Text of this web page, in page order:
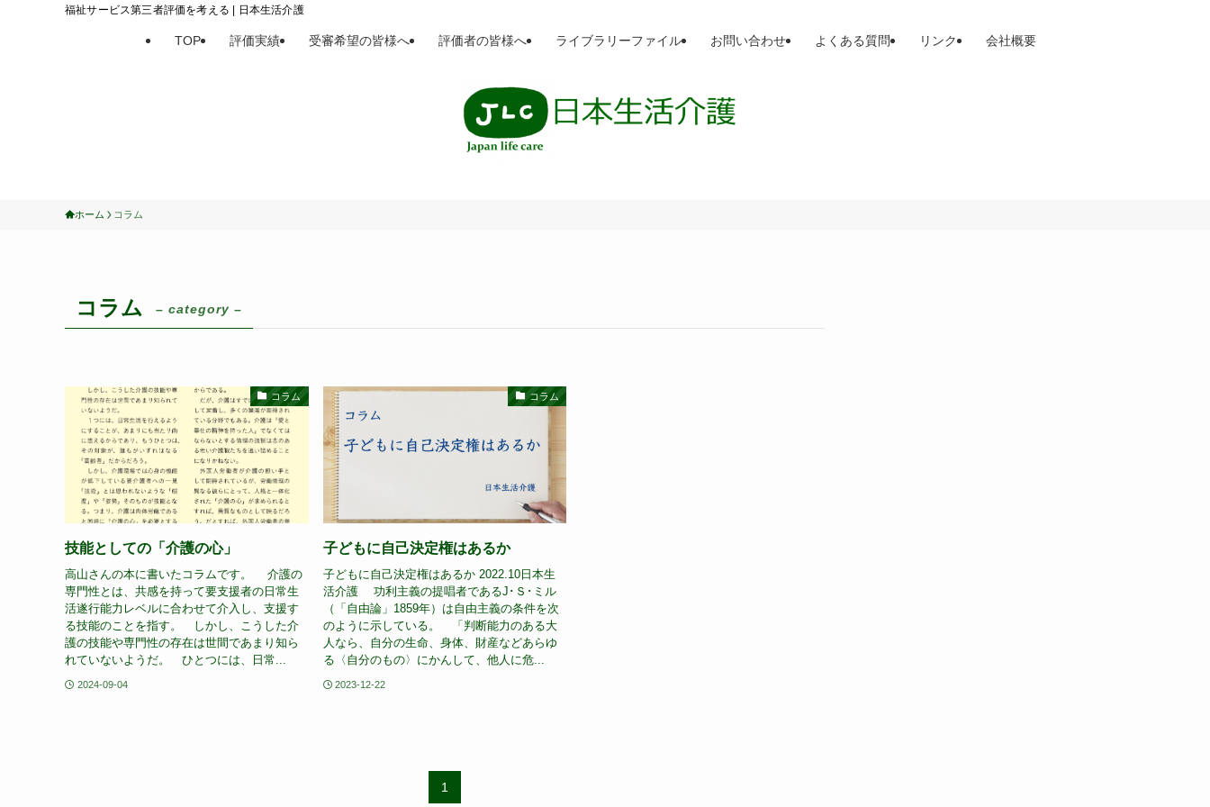
福祉サービス第三者評価を考える | 日本生活介護
TOP 評価実績 受審希望の皆様へ 評価者の皆様へ ライブラリーファイル お問い合わせ よくある質問 リンク 会社概要
ホーム コラム
コラム – category –
コラム
技能としての「介護の心」
高山さんの本に書いたコラムです。 介護の
専門性とは、共感を持って要支援者の日常生
活遂行能力レベルに合わせて介入し、支援す
る技能のことを指す。 しかし、こうした介
護の技能や専門性の存在は世間であまり知ら
れていないようだ。 ひとつには、日常...
2024-09-04
コラム
子どもに自己決定権はあるか
子どもに自己決定権はあるか 2022.10日本生
活介護 功利主義の提唱者であるJ･Ｓ･ミル
（「自由論」1859年）は自由主義の条件を次
のように示している。 「判断能力のある大
人なら、自分の生命、身体、財産などあらゆ
る〈自分のもの〉にかんして、他人に危...
2023-12-22
1